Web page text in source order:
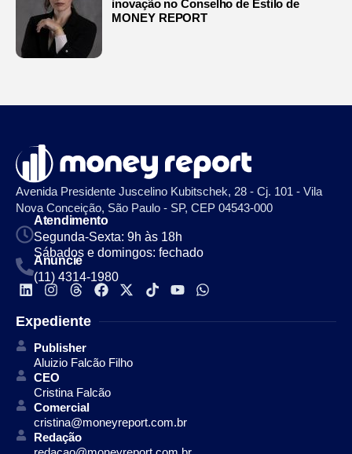
inovação no Conselho de Estilo de
MONEY REPORT
Avenida Presidente Juscelino Kubitschek, 28 - Cj. 101 - Vila
Nova Conceição, São Paulo - SP, CEP 04543-000
Atendimento
Segunda-Sexta: 9h às 18h
Sábados e domingos: fechado
Anuncie
(11) 4314-1980
Expediente
Publisher
Aluizio Falcão Filho
CEO
Cristina Falcão
Comercial
cristina@moneyreport.com.br
Redação